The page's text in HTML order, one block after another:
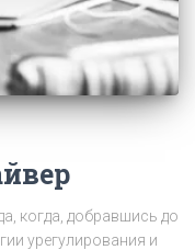
когда, добравшись до
урегулирования и